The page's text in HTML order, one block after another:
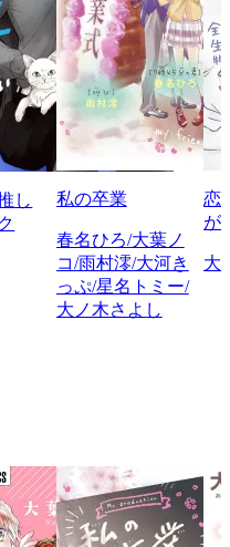
し
私の卒業
春名ひろ/大葉ノ
コ/雨村澪/大河き
っぷ/星名トミー/
大ノ木さよし
恋
が
大